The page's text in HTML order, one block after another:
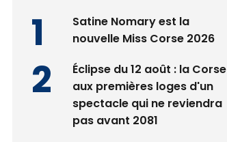
Satine Nomary est la
nouvelle Miss Corse 2026
Éclipse du 12 août : la Corse
aux premières loges d'un
spectacle qui ne reviendra
pas avant 2081